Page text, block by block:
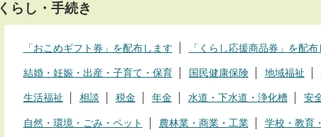
くらし・手続き
「おこめギフト券」を配布します 「くらし応援商品券」を配布
結婚・妊娠・出産・子育て・保育 国民健康保険 地域福祉
生活福祉 相談 税金 年金 水道・下水道・浄化槽 安
自然・環境・ごみ・ペット 農林業・商業・工業 学校・教育